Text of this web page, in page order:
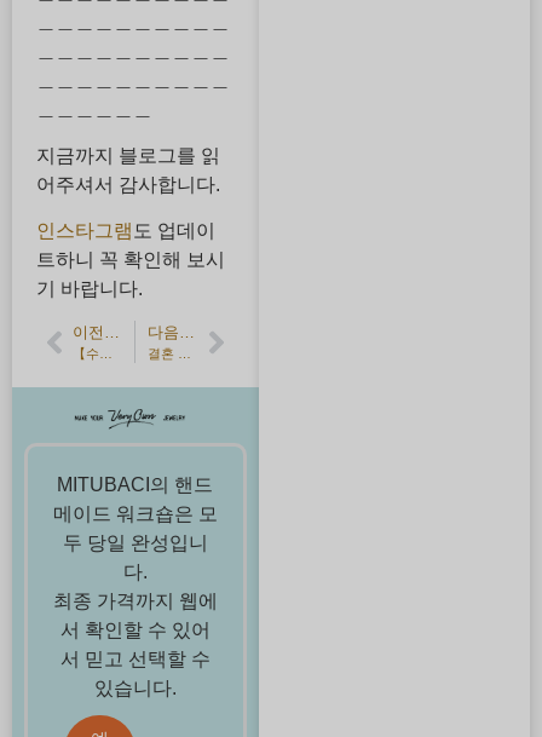
지금까지 블로그를 읽
어주셔서 감사합니다.
인스타그램 도 업데이
트하니 꼭 확인해 보시
기 바랍니다.
이전 기사 다음 기사
MITUBACI의 핸드
메이드 워크숍은 모
두 당일 완성입니
다.
최종 가격까지 웹에
서 확인할 수 있어
서 믿고 선택할 수
있습니다.